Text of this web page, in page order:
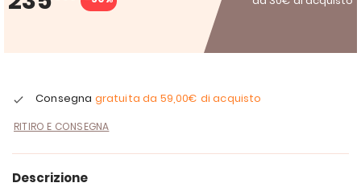
Consegna gratuita da 59,00€ di acquisto
RITIRO E CONSEGNA
Descrizione